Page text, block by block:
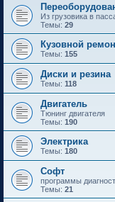
Из грузовика в
Темы: 29
Кузовной
Темы: 155
Диски и резина
Темы: 118
Двигатель
Тюнинг двигателя
Темы: 190
Электрика
Темы: 180
Софт
программы
Темы: 21